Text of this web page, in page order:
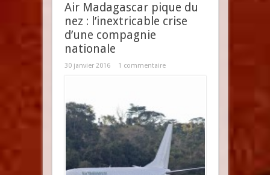
Air Madagascar pique du
nez : l’inextricable crise
d’une compagnie
nationale
30 janvier 2016 1 commentaire